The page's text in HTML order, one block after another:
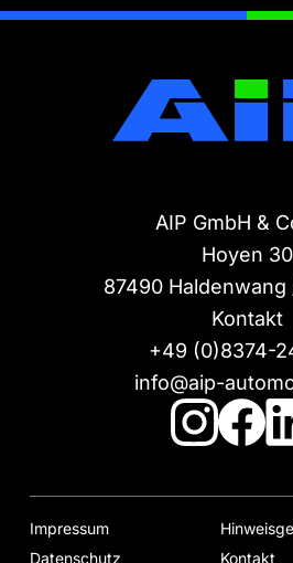
AIP GmbH &
Hoyen 30
87490 Haldenwang
Kontakt
+49 (0)8374-
info@aip-
Impressum
Datenschutz
Kontakt